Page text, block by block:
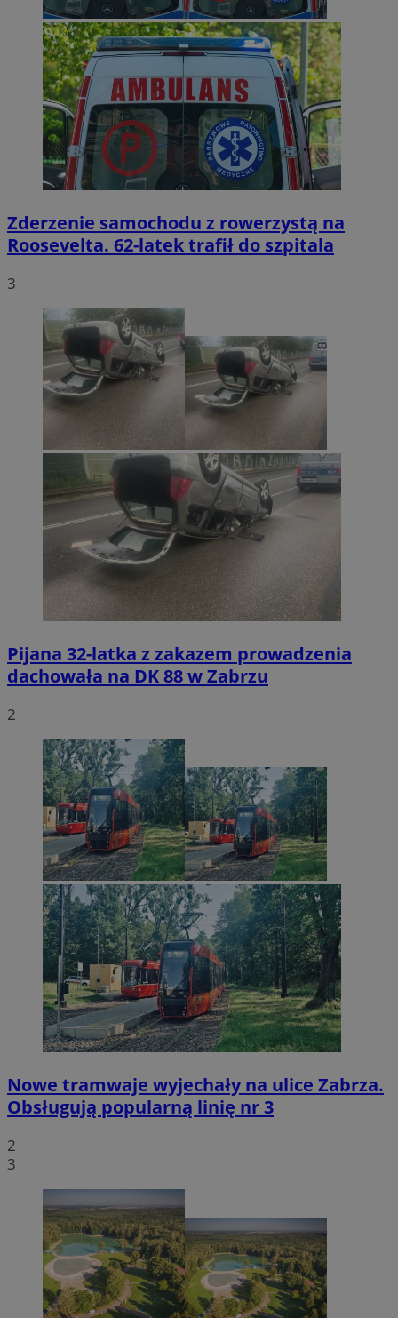
Zderzenie samochodu z rowerzystą na
Roosevelta. 62-latek trafił do szpitala
3
Pijana 32-latka z zakazem prowadzenia
dachowała na DK 88 w Zabrzu
2
Nowe tramwaje wyjechały na ulice Zabrza.
Obsługują popularną linię nr 3
2
3